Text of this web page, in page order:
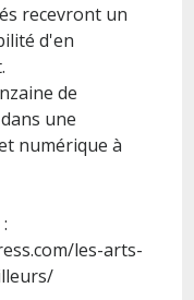
recevront un
d'en
de
une
numérique à
les-arts-